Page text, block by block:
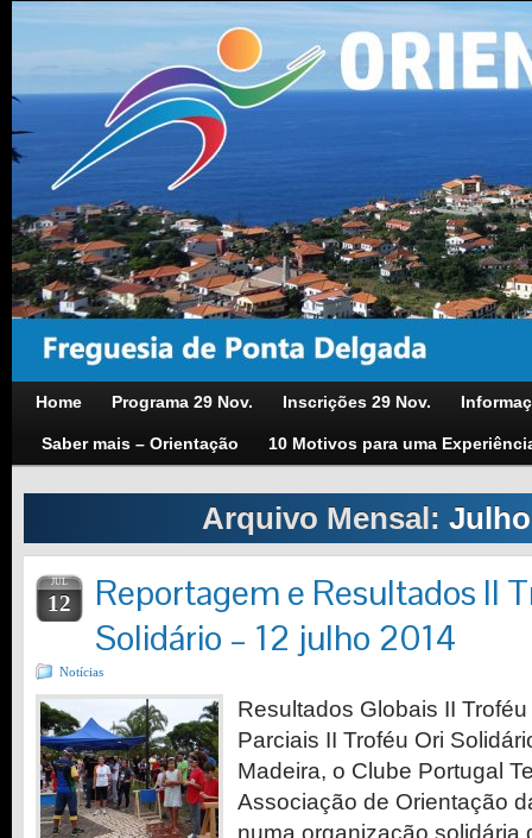
Home Programa 29 Nov. Inscrições 29 Nov.
Saber mais – Orientação 10 Motivos para uma
Arquivo Mensal:
JUL
12
Reportagem e Resultados II
Solidário – 12 julho 2014
Notícias
Resultados Globais II
Parciais II Troféu Ori
Madeira, o Clube Portugal
Associação de Orientação
numa organização solidária